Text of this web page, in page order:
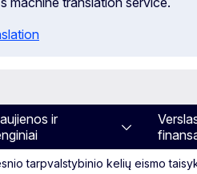
ir
tarpvalstybinio kelių eismo